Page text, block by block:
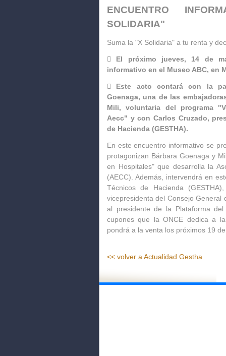
ENCUENTRO
SOLIDARIA"
Suma la "X Solidaria" a tu renta y
 El próximo jueves, 14 de
informativo en el Museo ABC, en
 Este acto contará con la
Goenaga, una de las
Mili, voluntaria del programa
Aecc" y con Carlos Cruzado,
de Hacienda (GESTHA).
En este encuentro informativo se
protagonizan Bárbara Goenaga y
en Hospitales" que desarrolla la
(AECC). Además, intervendrá en
Técnicos de Hacienda
vicepresidenta del Consejo General
al presidente de la Plataforma
cupones que la ONCE dedica a
pondrá a la venta los próximos 19
<< volver a Actualidad Gestha